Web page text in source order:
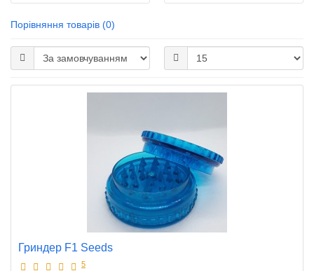
Порівняння товарів (0)
Гриндер F1 Seeds
5